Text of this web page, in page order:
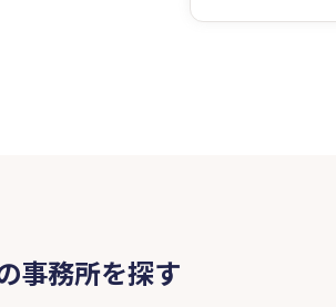
事務所を探す